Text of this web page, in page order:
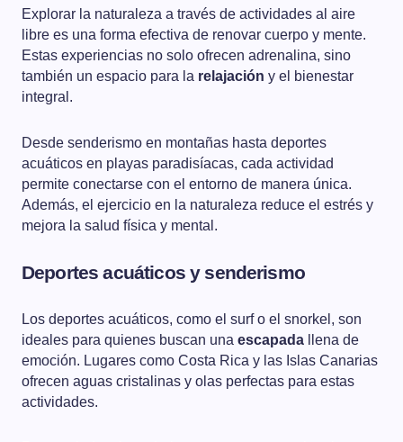
Explorar la naturaleza a través de actividades al aire
libre es una forma efectiva de renovar cuerpo y mente.
Estas experiencias no solo ofrecen adrenalina, sino
también un espacio para la relajación y el bienestar
integral.
Desde senderismo en montañas hasta deportes
acuáticos en playas paradisíacas, cada actividad
permite conectarse con el entorno de manera única.
Además, el ejercicio en la naturaleza reduce el estrés y
mejora la salud física y mental.
Deportes acuáticos y senderismo
Los deportes acuáticos, como el surf o el snorkel, son
ideales para quienes buscan una escapada llena de
emoción. Lugares como Costa Rica y las Islas Canarias
ofrecen aguas cristalinas y olas perfectas para estas
actividades.